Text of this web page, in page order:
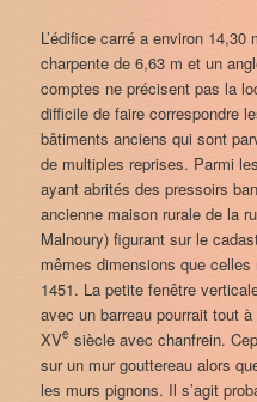
L’édifice carré a environ
charpente de 6,63 m et un
comptes ne précisent pas la
difficile de faire correspondre
bâtiments anciens qui sont
de multiples reprises. Parmi
ayant abrités des pressoirs
ancienne maison rurale de la
Malnoury) figurant sur le
mêmes dimensions que
1451. La petite fenêtre
avec un barreau pourrait tout
XVe siècle avec chanfrein.
sur un mur gouttereau alors
les murs pignons. Il s’agit